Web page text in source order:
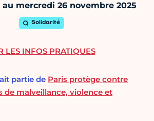
mercredi 26 novembre 2025
Solidarité
partie de Paris protège contre
de malveillance, violence et
LES INFOS PRATIQUES